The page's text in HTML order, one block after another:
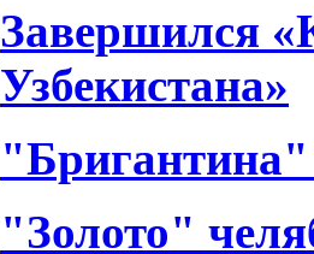
Завершился
Узбекистана»
"Бригантина"
"Золото"